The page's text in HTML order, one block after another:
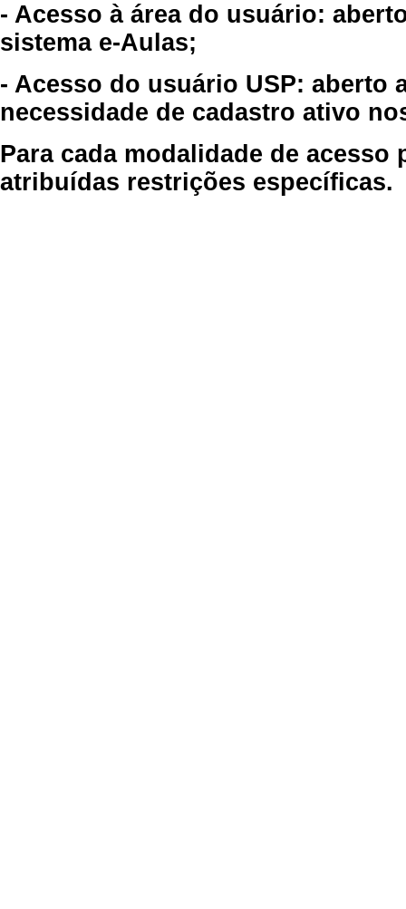
- Acesso à área do usuário:
sistema e-Aulas;
- Acesso do usuário USP: aberto
necessidade de cadastro ativo
Para cada modalidade de
atribuídas restrições específicas.